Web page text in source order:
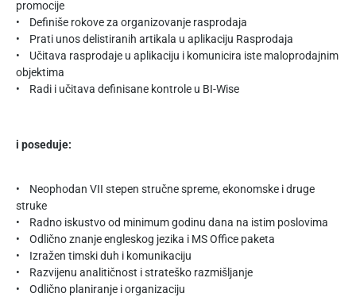
promocije
• Definiše rokove za organizovanje rasprodaja
• Prati unos delistiranih artikala u aplikaciju Rasprodaja
• Učitava rasprodaje u aplikaciju i komunicira iste maloprodajnim
objektima
• Radi i učitava definisane kontrole u BI-Wise
i poseduje:
• Neophodan VII stepen stručne spreme, ekonomske i druge
struke
• Radno iskustvo od minimum godinu dana na istim poslovima
• Odlično znanje engleskog jezika i MS Office paketa
• Izražen timski duh i komunikaciju
• Razvijenu analitičnost i strateško razmišljanje
• Odlično planiranje i organizaciju